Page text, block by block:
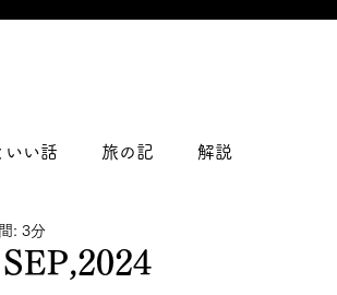
いい話 旅の記 解説
: 3分